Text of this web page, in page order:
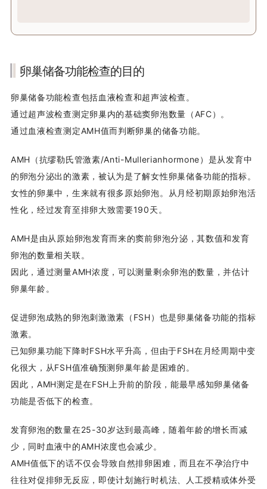
卵巢储备功能检查的目的
卵巢储备功能检查包括血液检查和超声波检查。
通过超声波检查测定卵巢内的基础窦卵泡数量（AFC）。
通过血液检查测定AMH值而判断卵巢的储备功能。
AMH（抗缪勒氏管激素/Anti-Mullerianhormone）是从发育中
的卵泡分泌出的激素，被认为是了解女性卵巢储备功能的指标。
女性的卵巢中，生来就有很多原始卵泡。从月经初期原始卵泡活
性化，经过发育至排卵大致需要190天。
AMH是由从原始卵泡发育而来的窦前卵泡分泌，其数值和发育
卵泡的数量相关联。
因此，通过测量AMH浓度，可以测量剩余卵泡的数量，并估计
卵巢年龄。
促进卵泡成熟的卵泡刺激激素（FSH）也是卵巢储备功能的指标
激素。
已知卵巢功能下降时FSH水平升高，但由于FSH在月经周期中变
化很大，从FSH值准确预测卵巢年龄是困难的。
因此，AMH测定是在FSH上升前的阶段，能最早感知卵巢储备
功能是否低下的检查。
发育卵泡的数量在25-30岁达到最高峰，随着年龄的增长而减
少，同时血液中的AMH浓度也会减少。
AMH值低下的话不仅会导致自然排卵困难，而且在不孕治疗中
往往对促排卵无反应，即使计划施行时机法、人工授精或体外受